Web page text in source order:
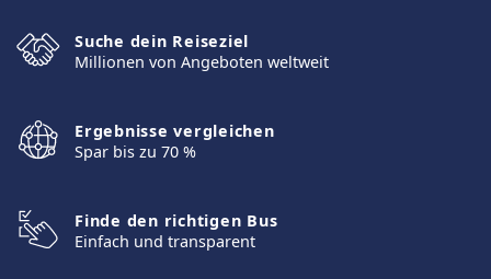
Suche dein Reiseziel
Millionen von Angeboten weltweit
Ergebnisse vergleichen
Spar bis zu 70 %
Finde den richtigen Bus
Einfach und transparent